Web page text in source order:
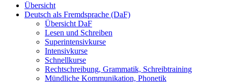
Übersicht
Deutsch als Fremdsprache (DaF)
Übersicht DaF
Lesen und Schreiben
Superintensivkurse
Intensivkurse
Schnellkurse
Rechtschreibung, Grammatik, Schreibtraining
Mündliche Kommunikation, Phonetik